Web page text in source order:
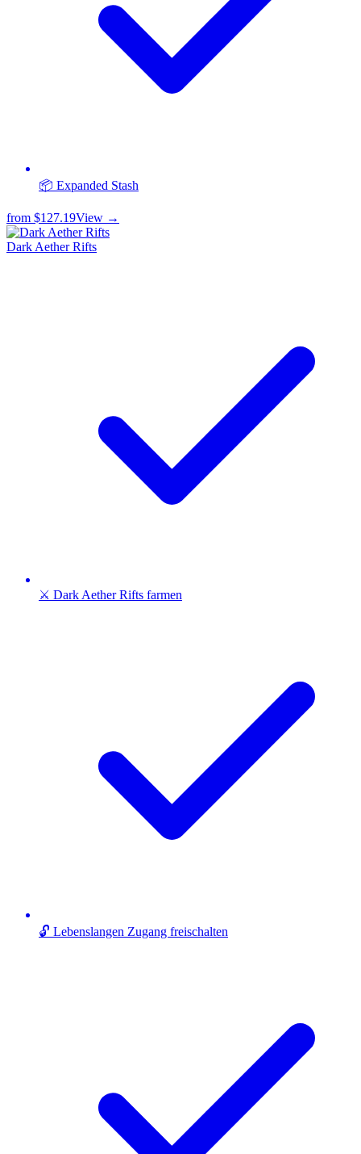
📦 Expanded Stash
from $127.19View →
Dark Aether Rifts
⚔️ Dark Aether Rifts farmen
🔓 Lebenslangen Zugang freischalten